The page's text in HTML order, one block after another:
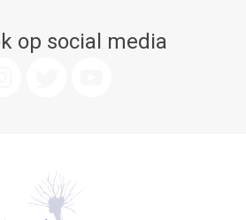
op social media